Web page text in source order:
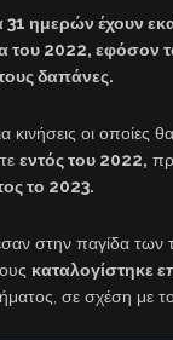
31 ημερών έχουν
του 2022, εφόσον
δαπάνες.
κινήσεις οι οποίες
εντός του 2022,
το 2023.
στην παγίδα των
καταλογίστηκε
σε σχέση με